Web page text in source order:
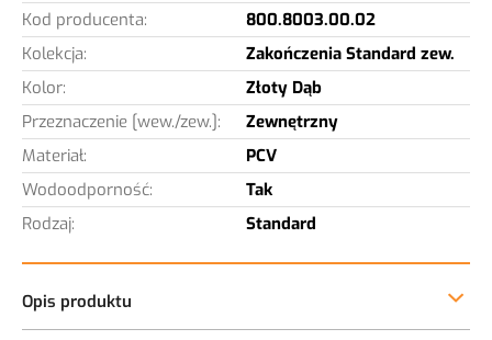
Kod producenta:
800.8003.00.02
Kolekcja:
Zakończenia Standard zew.
Kolor:
Złoty Dąb
Przeznaczenie [wew./zew.]:
Zewnętrzny
Materiał:
PCV
Wodoodporność:
Tak
Rodzaj:
Standard